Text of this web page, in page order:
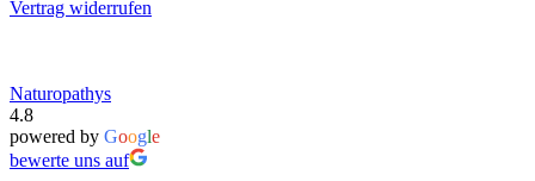
Vertrag widerrufen
Naturopathys
4.8
powered by Google
bewerte uns auf